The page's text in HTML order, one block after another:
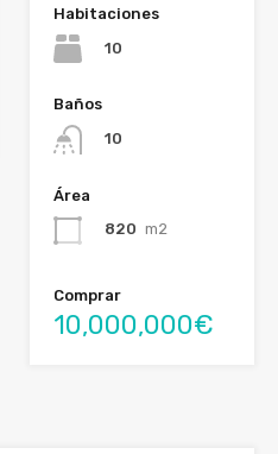
Habitaciones
10
Baños
10
Área
820 m2
Comprar
10,000,000€